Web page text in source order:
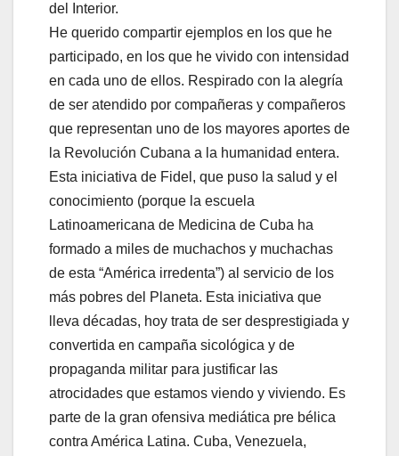
del Interior.
He querido compartir ejemplos en los que he
participado, en los que he vivido con intensidad
en cada uno de ellos. Respirado con la alegría
de ser atendido por compañeras y compañeros
que representan uno de los mayores aportes de
la Revolución Cubana a la humanidad entera.
Esta iniciativa de Fidel, que puso la salud y el
conocimiento (porque la escuela
Latinoamericana de Medicina de Cuba ha
formado a miles de muchachos y muchachas
de esta “América irredenta”) al servicio de los
más pobres del Planeta. Esta iniciativa que
lleva décadas, hoy trata de ser desprestigiada y
convertida en campaña sicológica y de
propaganda militar para justificar las
atrocidades que estamos viendo y viviendo. Es
parte de la gran ofensiva mediática pre bélica
contra América Latina. Cuba, Venezuela,